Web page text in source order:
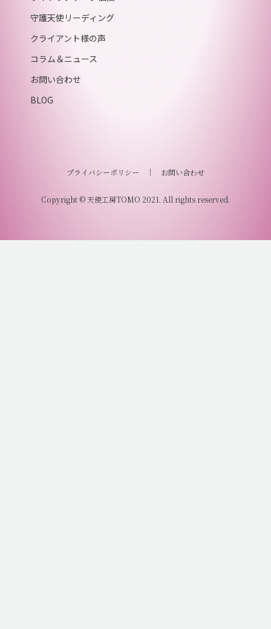
守護天使リーディング
クライアント様の声
コラム＆ニュース
お問い合わせ
BLOG
プライバシーポリシー ｜ お問い合わせ
Copyright © 天使工房TOMO 2021. All rights reserved.